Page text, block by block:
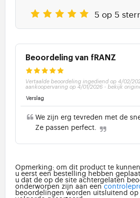
5 op 5
Beoordeling van fRANZ
Vertaalde beoordeling ingediend op 4/02/
aankoopervaring op 4/01/2026 - bekijk
Verslag
We zijn erg tevreden met de
Ze passen perfect.
Opmerking: om dit product te
u eerst een bestelling hebben
u dat de op de site achtergelaten
onderworpen zijn aan een
beoordelingen worden uitsluitend